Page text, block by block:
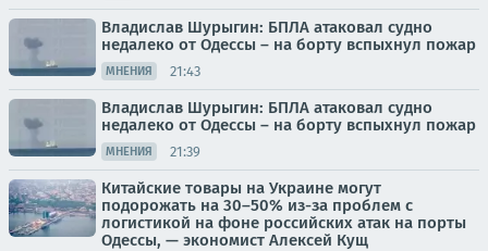
Владислав Шурыгин: БПЛА атаковал судно
недалеко от Одессы – на борту вспыхнул пожар
МНЕНИЯ 21:43
Владислав Шурыгин: БПЛА атаковал судно
недалеко от Одессы – на борту вспыхнул пожар
МНЕНИЯ 21:39
Китайские товары на Украине могут
подорожать на 30–50% из-за проблем с
логистикой на фоне российских атак на порты
Одессы, — экономист Алексей Кущ